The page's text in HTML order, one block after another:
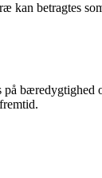
betragtes